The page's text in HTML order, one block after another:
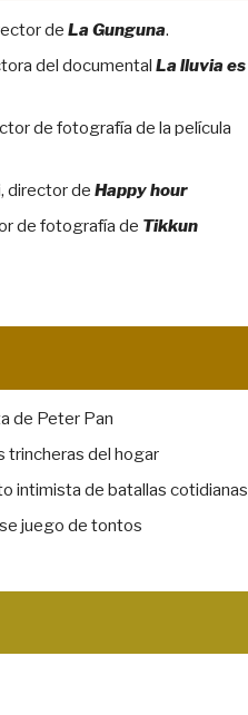
de La Gunguna.
del documental La lluvia es
de fotografía de la película
director de Happy hour
de fotografía de Tikkun
de Peter Pan
trincheras del hogar
intimista de batallas cotidianas
juego de tontos